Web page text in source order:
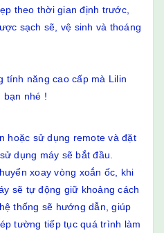
theo thời gian định trước,
sạch sẽ, vệ sinh và thoáng
tính năng cao cấp mà Lilin
bạn nhé !
hoặc sử dụng remote và đặt
dụng máy sẽ bắt đầu.
xoay vòng xoắn ốc, khi
sẽ tự động giữ khoảng cách
thống sẽ hướng dẫn, giúp
tường tiếp tục quá trình làm